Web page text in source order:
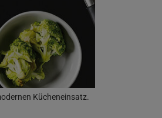
Kücheneinsatz.